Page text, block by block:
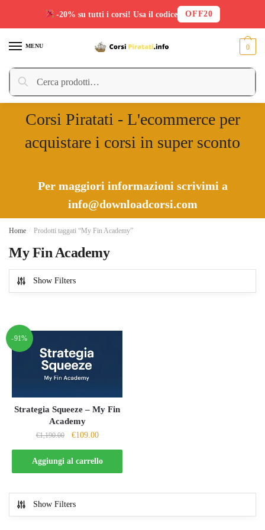
MENU
Cerca:
Cerca
0
Corsi Piratati - L'ecommerce per
acquistare i corsi in super sconto
Per maggiori informazioni scrivimi a
info@downloadcorsi.com
Home Prodotti taggati “My Fin Academy”
My Fin Academy
Show Filters
-91%
Strategia Squeeze – My Fin
Academy
€1,190.00
Il
prezzo
originale
era:
€109.00Il
prezzo
attuale
è:
Aggiungi al carrello
Show Filters
-20% su tutti i corsi! Usa il codice OFF20